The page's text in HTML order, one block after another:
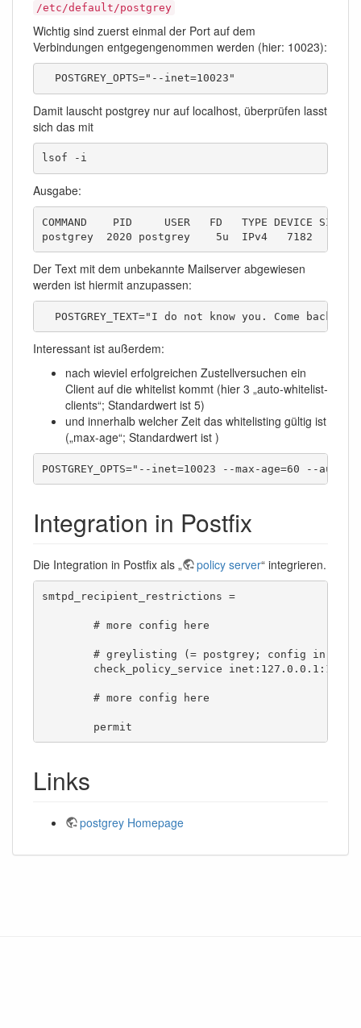
/etc/default/postgrey
Wichtig sind zuerst einmal der Port auf dem
Verbindungen entgegengenommen werden (hier: 10023):
  POSTGREY_OPTS="--inet=10023"
Damit lauscht postgrey nur auf localhost, überprüfen lasst
sich das mit
lsof -i
Ausgabe:
COMMAND    PID     USER   FD   TYPE DEVICE SIZE/
postgrey  2020 postgrey    5u  IPv4   7182
Der Text mit dem unbekannte Mailserver abgewiesen
werden ist hiermit anzupassen:
POSTGREY_TEXT="I do not know you. Come back in
Interessant ist außerdem:
nach wieviel erfolgreichen Zustellversuchen ein
Client auf die whitelist kommt (hier 3 „auto-whitelist-
clients“; Standardwert ist 5)
und innerhalb welcher Zeit das whitelisting gültig ist
(„max-age“; Standardwert ist )
POSTGREY_OPTS="--inet=10023 --max-age=60 --
Integration in Postfix
Die Integration in Postfix als „ policy server“ integrieren.
smtpd_recipient_restrictions =
	permit
Links
postgrey Homepage